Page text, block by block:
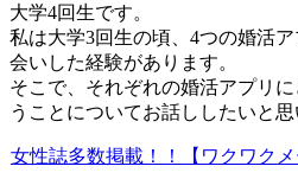
大学4回生です。
私は大学3回生の頃、4つの婚活
会いした経験があります。
そこで、それぞれの婚活アプリ
うことについてお話ししたいと思
女性誌多数掲載！！【ワクワクメ